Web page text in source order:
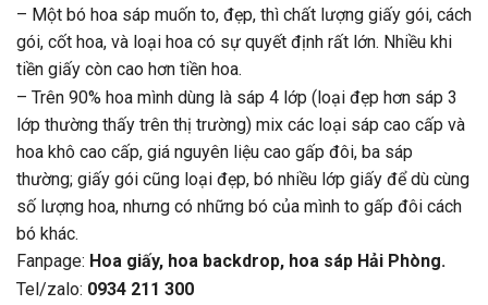
– Một bó hoa sáp muốn to, đẹp, thì chất lượng giấy gói, cách
gói, cốt hoa, và loại hoa có sự quyết định rất lớn. Nhiều khi
tiền giấy còn cao hơn tiền hoa.
– Trên 90% hoa mình dùng là sáp 4 lớp (loại đẹp hơn sáp 3
lớp thường thấy trên thị trường) mix các loại sáp cao cấp và
hoa khô cao cấp, giá nguyên liệu cao gấp đôi, ba sáp
thường; giấy gói cũng loại đẹp, bó nhiều lớp giấy để dù cùng
số lượng hoa, nhưng có những bó của mình to gấp đôi cách
bó khác.
Fanpage: Hoa giấy, hoa backdrop, hoa sáp Hải Phòng.
Tel/zalo: 0934 211 300